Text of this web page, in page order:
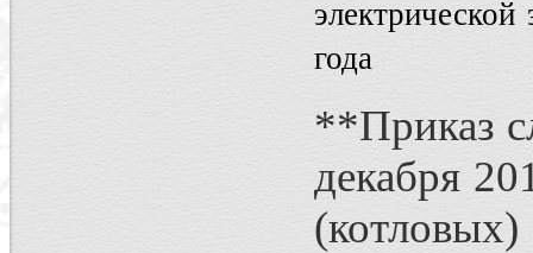
года
**Приказ
декабря